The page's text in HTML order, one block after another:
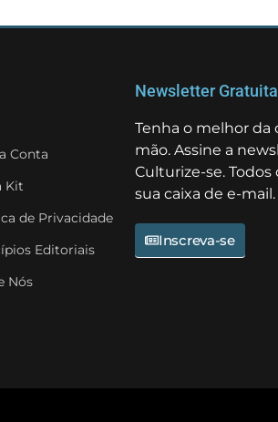
Conta
Kit
de Privacidade
Editoriais
Nós
Newsletter Gratuita
Tenha o melhor da
mão. Assine a
Culturize-se.
sua caixa de e-mail.
Inscreva-se